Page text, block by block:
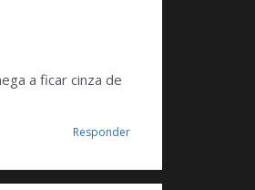
a ficar cinza de
Responder